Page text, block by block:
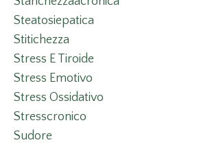
Steatosiepatica
Stitichezza
Stress E Tiroide
Stress Emotivo
Stress Ossidativo
Stresscronico
Sudore